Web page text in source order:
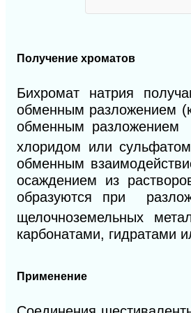
Получение хроматов
Бихромат натрия
обменным разложением
обменным
хлоридом или
обменным
осаждением из
образуются при
щелочноземельных
карбонатами, гидратами
Применение